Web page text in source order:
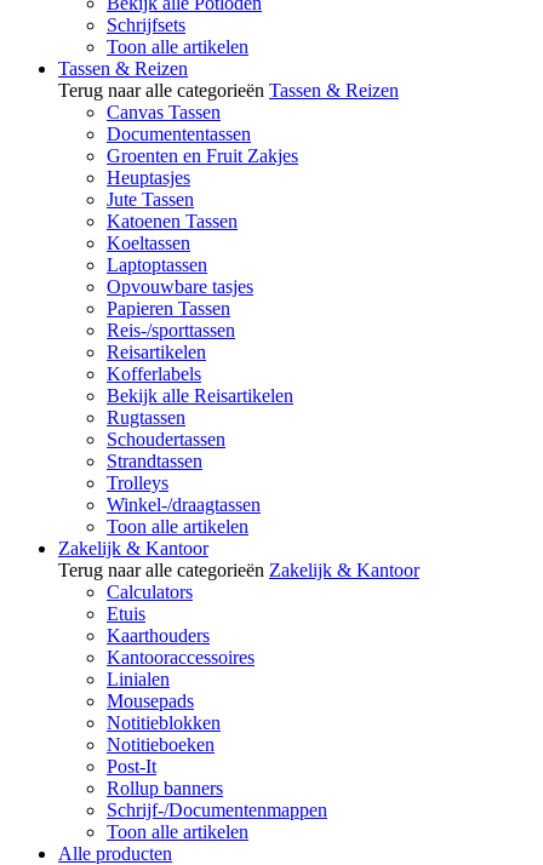
Schrijfsets
Toon alle artikelen
Tassen & Reizen
Terug naar alle categorieën Tassen & Reizen
Canvas Tassen
Documententassen
Groenten en Fruit Zakjes
Heuptasjes
Jute Tassen
Katoenen Tassen
Koeltassen
Laptoptassen
Opvouwbare tasjes
Papieren Tassen
Reis-/sporttassen
Reisartikelen
Kofferlabels
Bekijk alle Reisartikelen
Rugtassen
Schoudertassen
Strandtassen
Trolleys
Winkel-/draagtassen
Toon alle artikelen
Zakelijk & Kantoor
Terug naar alle categorieën Zakelijk & Kantoor
Calculators
Etuis
Kaarthouders
Kantooraccessoires
Linialen
Mousepads
Notitieblokken
Notitieboeken
Post-It
Rollup banners
Schrijf-/Documentenmappen
Toon alle artikelen
Alle producten